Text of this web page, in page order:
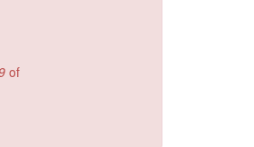
of